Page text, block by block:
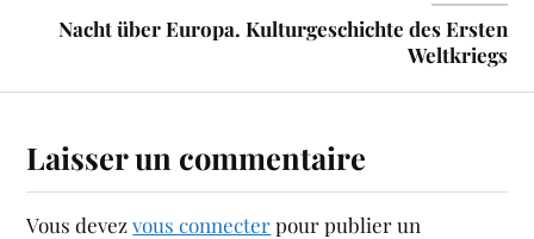
Nacht über Europa. Kulturgeschichte des Ersten
Weltkriegs
Laisser un commentaire
Vous devezvous connecterpour publier un